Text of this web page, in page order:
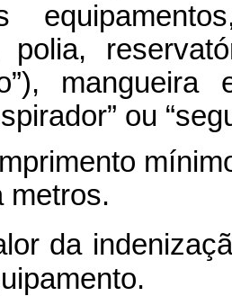
polia,
ou
metros.
da